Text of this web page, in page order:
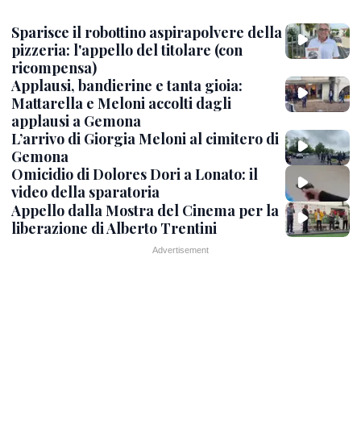
Sparisce il robottino aspirapolvere della
pizzeria: l'appello del titolare (con
ricompensa)
Applausi, bandierine e tanta gioia:
Mattarella e Meloni accolti dagli
applausi a Gemona
L’arrivo di Giorgia Meloni al cimitero di
Gemona
Omicidio di Dolores Dori a Lonato: il
video della sparatoria
Appello dalla Mostra del Cinema per la
liberazione di Alberto Trentini